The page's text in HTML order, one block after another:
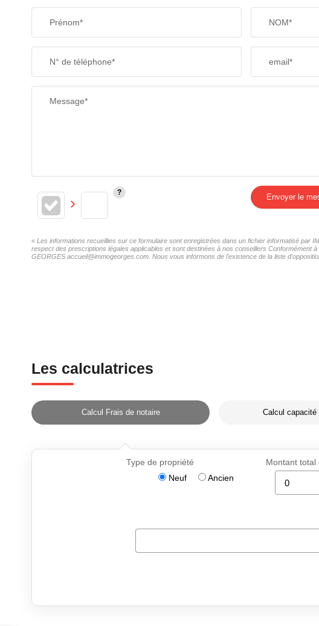
Prénom* NOM*
N° de téléphone* email*
Message*
Envoyer le
« Les informations recueillies sur ce formulaire sont enregistrées dans un fichier informatisé par
respect des prescriptions légales applicables et sont destinées à nos conseillers
GEORGES accueil@immogeorges.com. Nous vous informons de l'existence de la liste
Les calculatrices
Calcul Frais de notaire Calcul capacité